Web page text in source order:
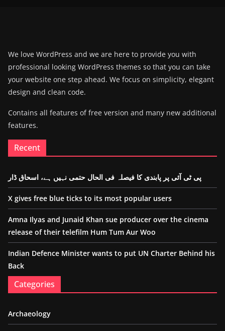
We love WordPress and we are here to provide you with
professional looking WordPress themes so that you can take
your website one step ahead. We focus on simplicity, elegant
design and clean code.
Contains all features of free version and many new additional
features.
Recent
پی ٹی آئی پر پابندی کا فیصلہ فی الحال حتمی نہیں ہے، اسحاق ڈار
X gives free blue ticks to its most popular users
Amna Ilyas and Junaid Khan sue producer over the cinema
release of their telefilm Hum Tum Aur Woo
Indian Defence Minister wants to put UN Charter Behind his
Back
Categories
Archaeology